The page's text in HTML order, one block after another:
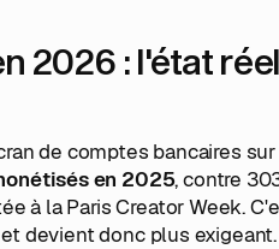
2026 : l'état
de comptes bancaires
en 2025, contre
à la Paris Creator Week.
devient donc plus exigeant.